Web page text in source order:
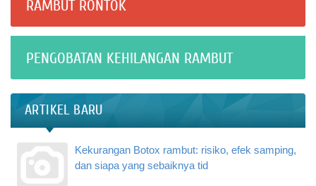
RAMBUT RONTOK
PENGOBATAN KEHILANGAN RAMBUT
ARTIKEL BARU
Kekurangan Botox rambut: risiko, efek samping,
dan siapa yang sebaiknya tid